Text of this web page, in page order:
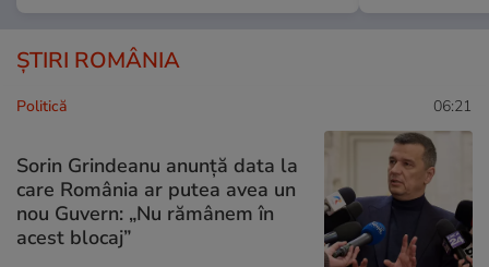
ȘTIRI ROMÂNIA
Politică 06:21
Sorin Grindeanu anunță data la
care România ar putea avea un
nou Guvern: „Nu rămânem în
acest blocaj”